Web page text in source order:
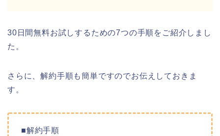
30日間無料お試しするための7つの手順をご紹介しまし
た。
さらに、解約手順も簡単ですのでお伝えしておきま
す。
■解約手順